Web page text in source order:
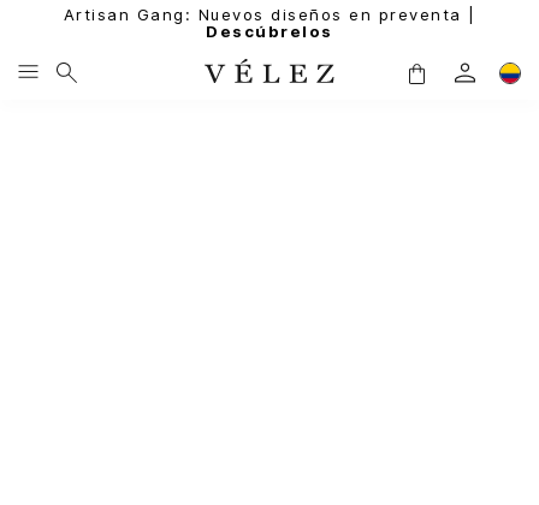
Artisan Gang: Nuevos diseños en preventa |
Descúbrelos